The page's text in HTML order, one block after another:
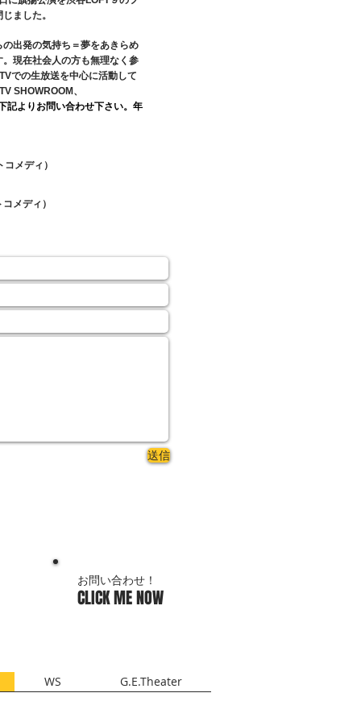
ました。
出発の気持ち＝夢をあきらめ
現在社会人の方も無理なく参
での生放送を中心に活動して
SHOWROOM、
記よりお問い合わせ下さい。年
コメディ）
コメディ）
送信
お問い合わせ ！
CLICK MENOW
WS G.E.Theater